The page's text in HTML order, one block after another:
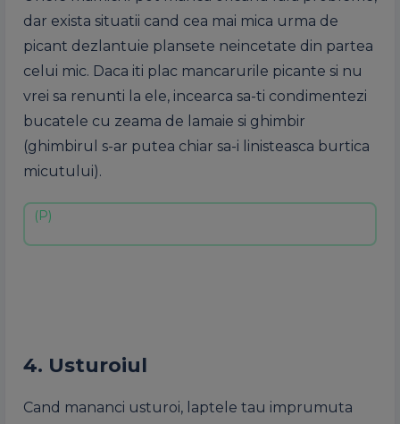
dar exista situatii cand cea mai mica urma de
picant dezlantuie plansete neincetate din partea
celui mic. Daca iti plac mancarurile picante si nu
vrei sa renunti la ele, incearca sa-ti condimentezi
bucatele cu zeama de lamaie si ghimbir
(ghimbirul s-ar putea chiar sa-i linisteasca burtica
micutului).
4. Usturoiul
Cand mananci usturoi, laptele tau imprumuta